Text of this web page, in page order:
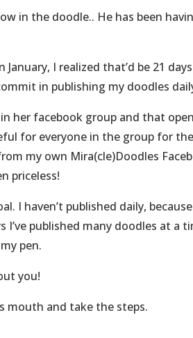
in the doodle.. He has been
January, I realized that’d be 21
in publishing my doodles
her facebook group and that
for everyone in the group for the
my own Mira(cle)Doodles
priceless!
I haven’t published daily,
published many doodles at a
pen.
you!
mouth and take the steps.